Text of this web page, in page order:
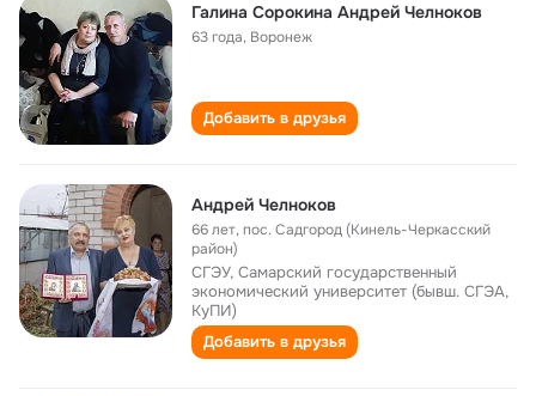
Галина Сорокина Андрей Челноков
63 года, Воронеж
Добавить в друзья
Андрей Челноков
66 лет,пос. Садгород (Кинель-Черкасский
район)
СГЭУ, Самарский государственный
экономический университет (бывш. СГЭА,
КуПИ)
Добавить в друзья